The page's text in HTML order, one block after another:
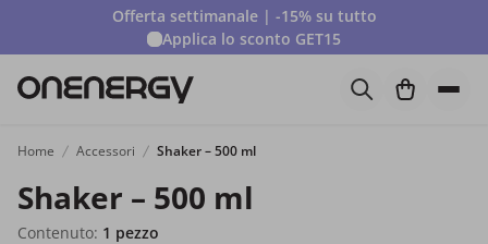
Offerta settimanale | -15% su tutto
Applica lo sconto GET15
Home Accessori Shaker – 500 ml
Shaker – 500 ml
Contenuto: 1 pezzo